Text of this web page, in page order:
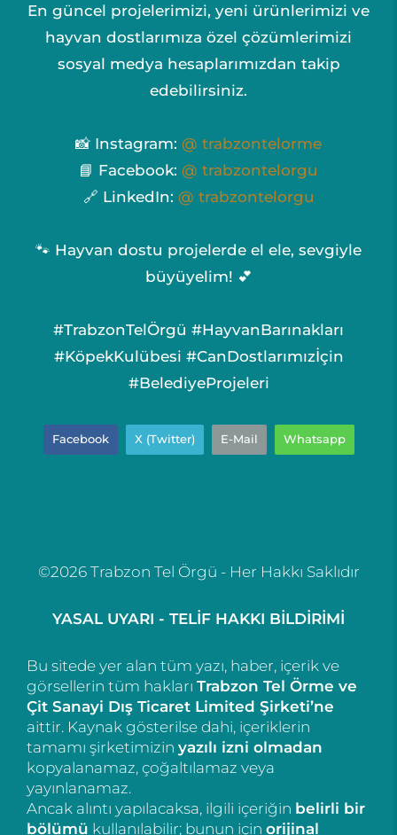
En güncel projelerimizi, yeni ürünlerimizi ve
hayvan dostlarımıza özel çözümlerimizi
sosyal medya hesaplarımızdan takip
edebilirsiniz.
📸 Instagram: @ trabzontelorme
📘 Facebook: @ trabzontelorgu
🔗 LinkedIn: @ trabzontelorgu
🐾 Hayvan dostu projelerde el ele, sevgiyle
büyüyelim! 💕
#TrabzonTelÖrgü #HayvanBarınakları
#KöpekKulübesi #CanDostlarımızİçin
#BelediyeProjeleri
Facebook X (Twitter) E-Mail Whatsapp
©2026 Trabzon Tel Örgü - Her Hakkı Saklıdır
YASAL UYARI - TELİF HAKKI BİLDİRİMİ
Bu sitede yer alan tüm yazı, haber, içerik ve
görsellerin tüm hakları Trabzon Tel Örme ve
Çit Sanayi Dış Ticaret Limited Şirketi’ne
aittir. Kaynak gösterilse dahi, içeriklerin
tamamı şirketimizin yazılı izni olmadan
kopyalanamaz, çoğaltılamaz veya
yayınlanamaz.
Ancak alıntı yapılacaksa, ilgili içeriğin belirli bir
bölümü kullanılabilir; bunun için orijinal